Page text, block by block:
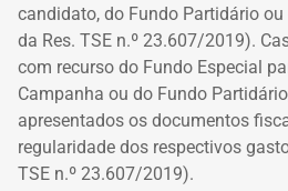
candidato, do Fundo Partidário ou
da Res. TSE n.º 23.607/2019).
com recurso do Fundo Especial
Campanha ou do Fundo
apresentados os documentos
regularidade dos respectivos
TSE n.º 23.607/2019).